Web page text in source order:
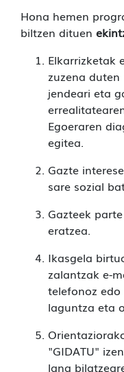
Hona hemen
biltzen dituen
Elkarrizketak
zuzena
jendeari eta
Egoeraren
egitea.
Gazte
sare sozial
Gazteek
eratzea.
Ikasgela
zalantzak e-
telefonoz edo
laguntza eta
"GIDATU"
lana